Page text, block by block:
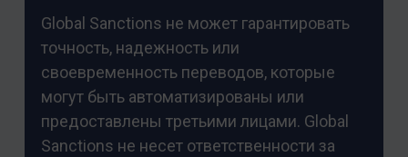
Global Sanctions не может гарантировать
точность, надежность или
своевременность переводов, которые
могут быть автоматизированы или
предоставлены третьими лицами. Global
Sanctions не несет ответственности за